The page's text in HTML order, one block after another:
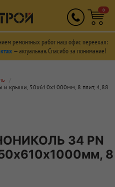
ремонтных работ наш офис переехал:
— актуальная. Спасибо за понимание!
0
и крыши, 50х610х1000мм, 8 плит, 4,88
34 PN
8